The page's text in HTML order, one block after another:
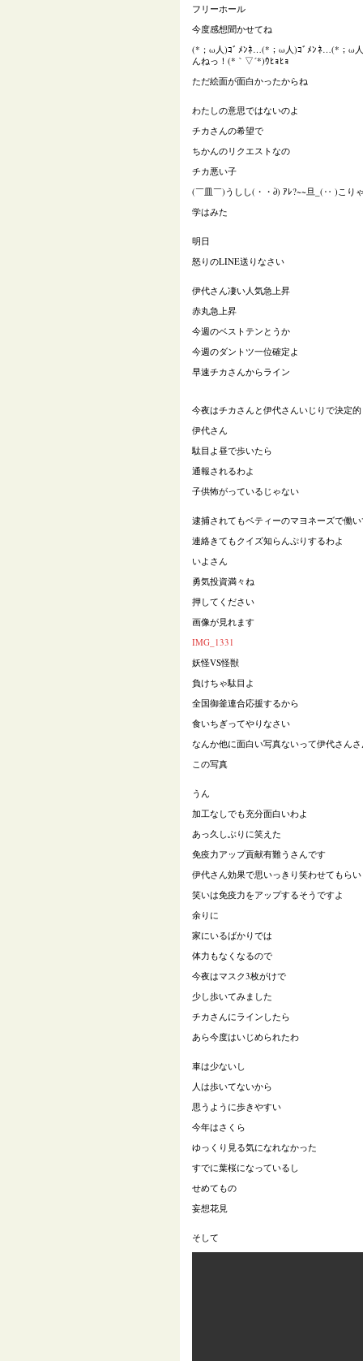
フリーホール
今度感想聞かせてね
(*；ω人)ｺﾞﾒﾝﾈ…(*；ω人)ｺﾞﾒﾝﾈ…(*；ω
んねっ！(*｀▽´*)ｳﾋｮﾋｮ
ただ絵面が面白かったからね
わたしの意思ではないのよ
チカさんの希望で
ちかんのリクエストなの
チカ悪い子
(￣皿￣)うしし(・・∂) ｱﾚ?~~旦_(‥ )こり
学はみた
明日
怒りのLINE送りなさい
伊代さん凄い人気急上昇
赤丸急上昇
今週のベストテンとうか
今週のダントツ一位確定よ
早速チカさんからライン
今夜はチカさんと伊代さんいじりで決定的
伊代さん
駄目よ昼で歩いたら
通報されるわよ
子供怖がっているじゃない
逮捕されてもベティーのマヨネーズで働
連絡きてもクイズ知らんぷりするわよ
いよさん
勇気投資満々ね
押してください
画像が見れます
IMG_1331
妖怪VS怪獣
負けちゃ駄目よ
全国御釜連合応援するから
食いちぎってやりなさい
なんか他に面白い写真ないって伊代さん
この写真
うん
加工なしでも充分面白いわよ
あっ久しぶりに笑えた
免疫力アップ貢献有難うさんです
伊代さん効果で思いっきり笑わせてもら
笑いは免疫力をアップするそうですよ
余りに
家にいるばかりでは
体力もなくなるので
今夜はマスク3枚がけで
少し歩いてみました
チカさんにラインしたら
あら今度はいじめられたわ
車は少ないし
人は歩いてないから
思うように歩きやすい
今年はさくら
ゆっくり見る気になれなかった
すでに葉桜になっているし
せめてもの
妄想花見
そして